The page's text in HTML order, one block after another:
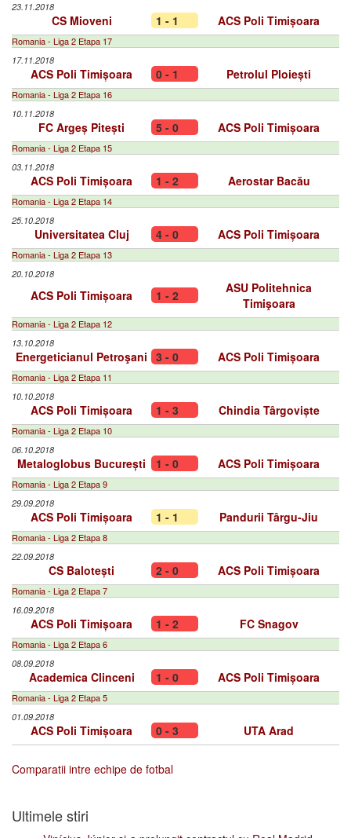
23.11.2018
CS Mioveni 1 - 1 ACS Poli Timișoara
Romania - Liga 2 Etapa 17
17.11.2018
ACS Poli Timișoara 0 - 1 Petrolul Ploiești
Romania - Liga 2 Etapa 16
10.11.2018
FC Argeș Pitești 5 - 0 ACS Poli Timișoara
Romania - Liga 2 Etapa 15
03.11.2018
ACS Poli Timișoara 1 - 2 Aerostar Bacău
Romania - Liga 2 Etapa 14
25.10.2018
Universitatea Cluj 4 - 0 ACS Poli Timișoara
Romania - Liga 2 Etapa 13
20.10.2018
ACS Poli Timișoara 1 - 2
ASU Politehnica
Timişoara
Romania - Liga 2 Etapa 12
13.10.2018
Energeticianul Petroşani 3 - 0 ACS Poli Timișoara
Romania - Liga 2 Etapa 11
10.10.2018
ACS Poli Timișoara 1 - 3 Chindia Târgoviște
Romania - Liga 2 Etapa 10
06.10.2018
Metaloglobus București 1 - 0 ACS Poli Timișoara
Romania - Liga 2 Etapa 9
29.09.2018
ACS Poli Timișoara 1 - 1 Pandurii Târgu-Jiu
Romania - Liga 2 Etapa 8
22.09.2018
CS Balotești 2 - 0 ACS Poli Timișoara
Romania - Liga 2 Etapa 7
16.09.2018
ACS Poli Timișoara 1 - 2 FC Snagov
Romania - Liga 2 Etapa 6
08.09.2018
Academica Clinceni 1 - 0 ACS Poli Timișoara
Romania - Liga 2 Etapa 5
01.09.2018
ACS Poli Timișoara 0 - 3 UTA Arad
Comparatii intre echipe de fotbal
Ultimele stiri